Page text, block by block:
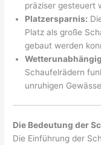
präziser gesteuert
Platzersparnis:
Platz als große
gebaut werden
Schaufelrädern
unruhigen
Die Bedeutung der
Die Einführung der